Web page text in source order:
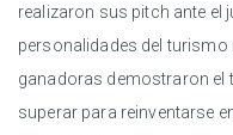
realizaron sus pitch ante
personalidades del
ganadoras demostraron el
superar para reinventarse